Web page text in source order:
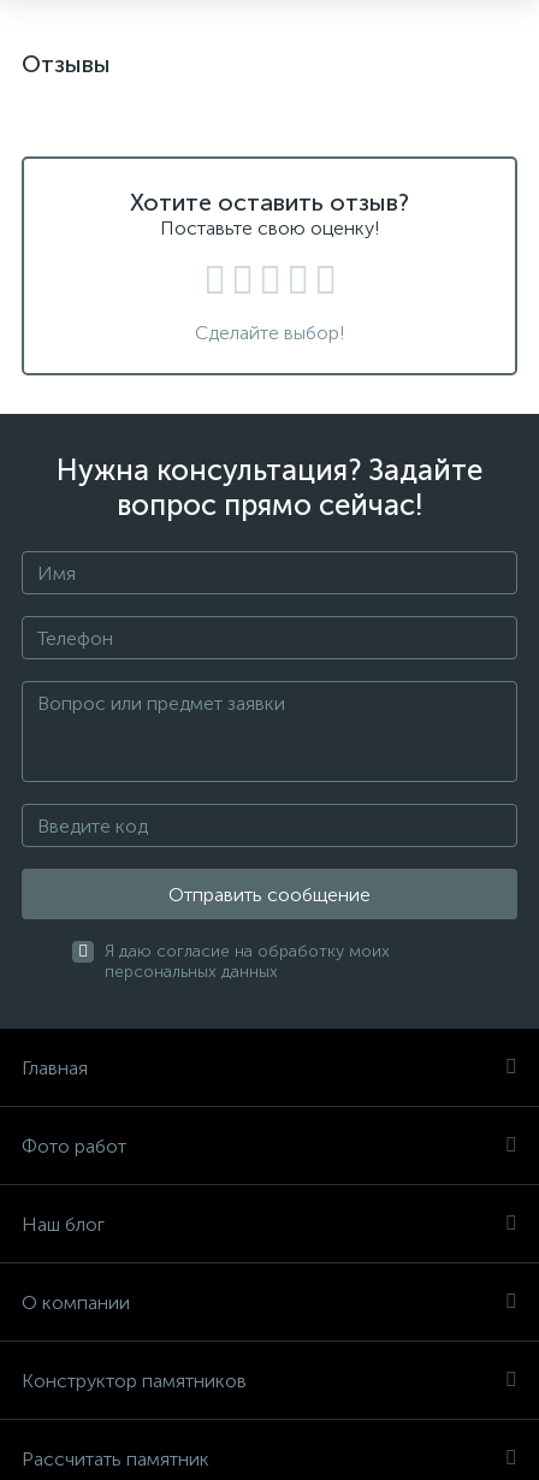
Отзывы
Хотите оставить отзыв?
Поставьте свою оценку!
Сделайте выбор!
Нужна консультация? Задайте
вопрос прямо сейчас!
Отправить сообщение
Я даю согласие на обработку моих
персональных данных
Главная
Фото работ
Наш блог
О компании
Конструктор памятников
Рассчитать памятник